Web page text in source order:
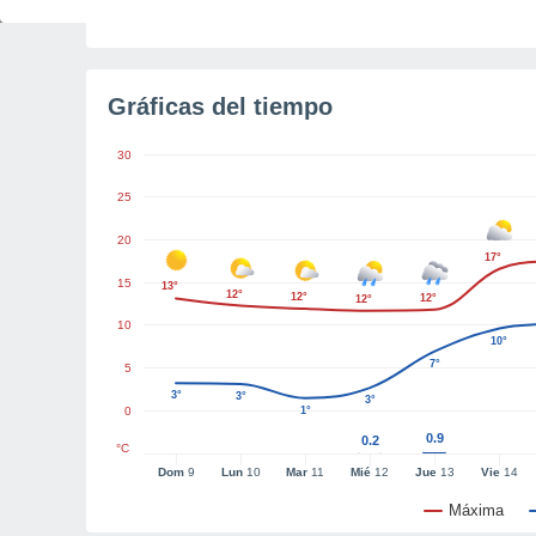
Gráficas del tiempo
Máxima
Dom9 Lun10 Mar 11 Mié 12 Jue13 Vie14
0
5
10
15
20
25
30
°C
0.2 0.9
13°
12° 12° 12° 12°
17°
3°
3°
1°
3°
7°
10°